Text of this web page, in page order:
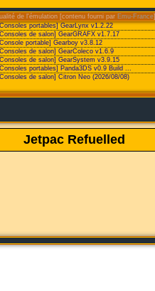
de l'émulation [contenu fourni par Emu-France]
portables] GearLynx v1.2.22
de salon] GearGRAFX v1.7.17
portable] Gearboy v3.8.12
de salon] GearColeco v1.6.9
de salon] GearSystem v3.9.15
portables] Panda3DS v0.9 Build ...
de salon] Citron Neo (2026/08/08)
Jetpac Refuelled